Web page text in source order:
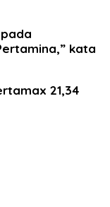
kata
21,34